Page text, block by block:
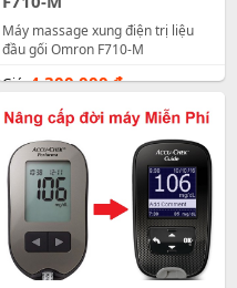
Máy massage xung điện trị liệu
đầu gối Omron F710-M
Giá:4.300.000đ